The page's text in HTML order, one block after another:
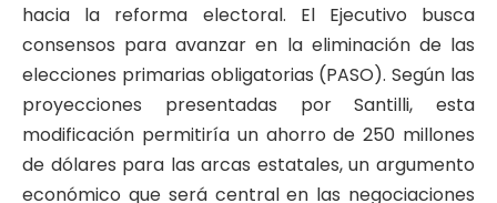
hacia la reforma electoral. El Ejecutivo busca
consensos para avanzar en la eliminación de las
elecciones primarias obligatorias (PASO). Según las
proyecciones presentadas por Santilli, esta
modificación permitiría un ahorro de 250 millones
de dólares para las arcas estatales, un argumento
económico que será central en las negociaciones